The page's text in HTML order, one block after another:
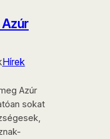
Hírek
Azúr
sokat